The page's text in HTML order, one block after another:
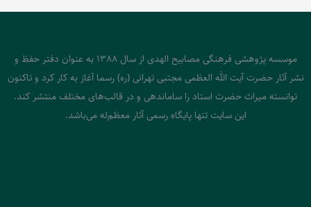
موسسه پژوهشی فرهنگی مصابیح الهدی از سال 1388 به عنوان دفتر حفظ و
نشر آثار حضرت آیت الله العظمی مجتبی تهرانی (ره) رسما آغاز به کار کرد و تاکنون
توانسته میراث حضرت استاد را ساماندهی و در قالب‌های مختلف منتشر کند.
این سایت تنها پایگاه رسمی آثار معظم‌له می‌باشد.